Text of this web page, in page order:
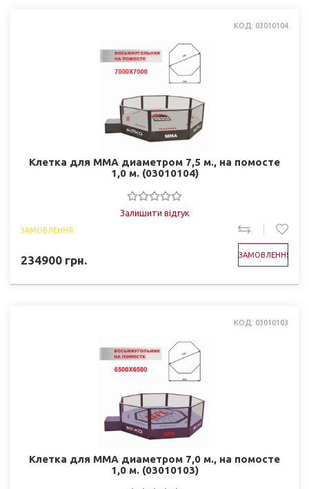
КОД: 03010104
Клетка для ММА диаметром 7,5 м., на помосте
1,0 м. (03010104)
Залишити відгук
ЗАМОВЛЕННЯ
234900 грн. ЗАМОВЛЕННЯ
КОД: 03010103
Клетка для ММА диаметром 7,0 м., на помосте
1,0 м. (03010103)